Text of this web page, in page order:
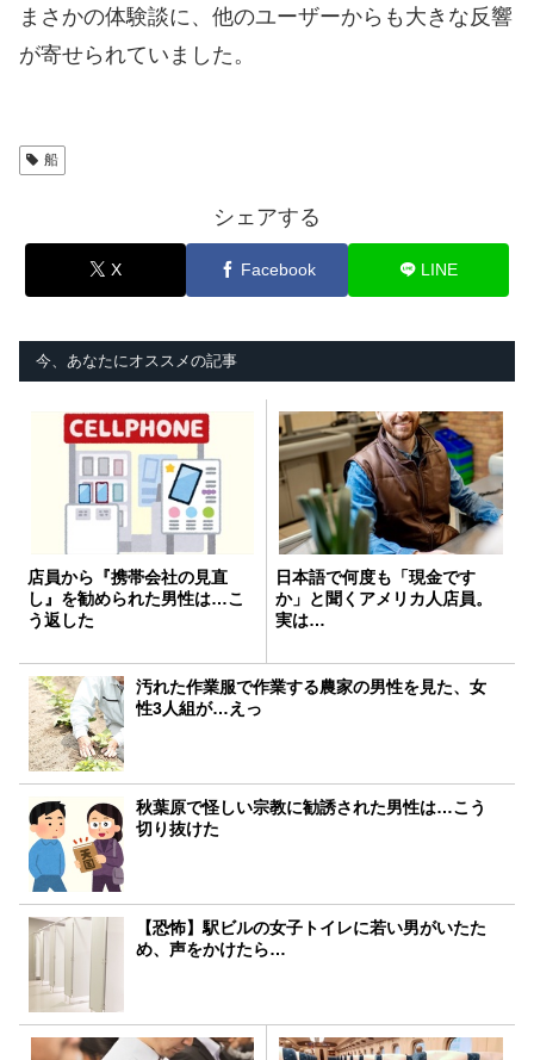
まさかの体験談に、他のユーザーからも大きな反響
が寄せられていました。
船
シェアする
X Facebook LINE
今、あなたにオススメの記事
店員から『携帯会社の見直
し』を勧められた男性は…こ
う返した
日本語で何度も「現金です
か」と聞くアメリカ人店員。
実は…
汚れた作業服で作業する農家の男性を見た、女
性3人組が…えっ
秋葉原で怪しい宗教に勧誘された男性は…こう
切り抜けた
【恐怖】駅ビルの女子トイレに若い男がいたた
め、声をかけたら…